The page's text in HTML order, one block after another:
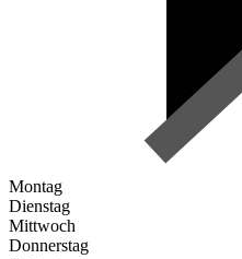
Montag
Dienstag
Mittwoch
Donnerstag